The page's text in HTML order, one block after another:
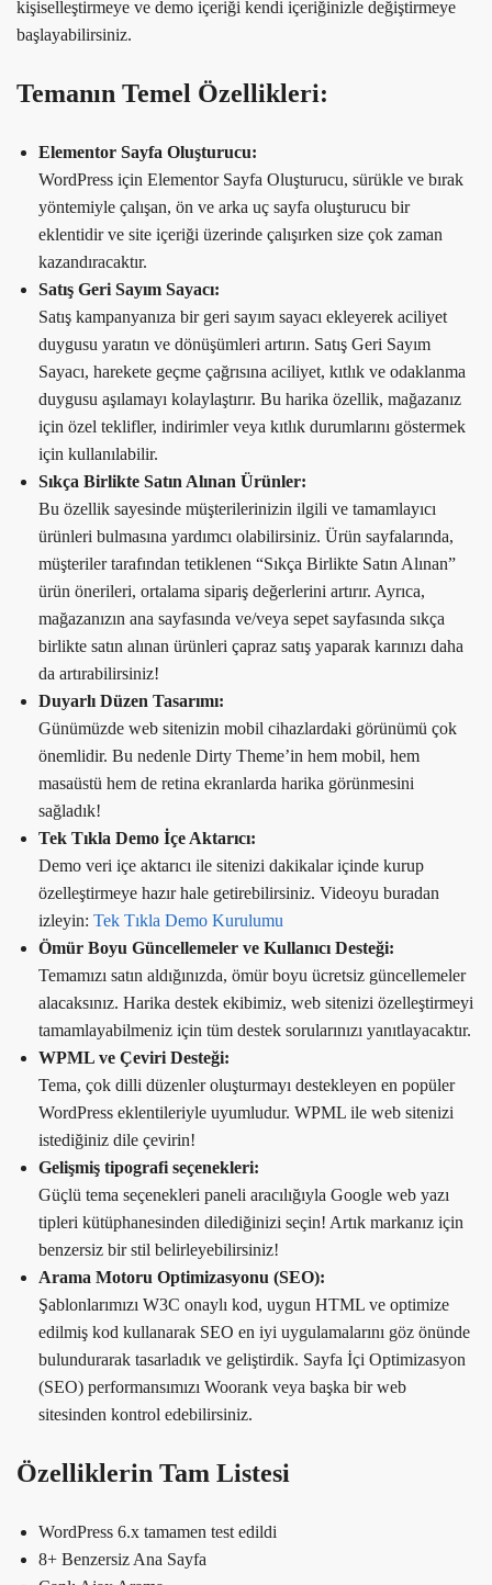
kişiselleştirmeye ve demo içeriği kendi içeriğinizle değiştirmeye
başlayabilirsiniz.
Temanın Temel Özellikleri:
Elementor Sayfa Oluşturucu:
WordPress için Elementor Sayfa Oluşturucu, sürükle ve bırak
yöntemiyle çalışan, ön ve arka uç sayfa oluşturucu bir
eklentidir ve site içeriği üzerinde çalışırken size çok zaman
kazandıracaktır.
Satış Geri Sayım Sayacı:
Satış kampanyanıza bir geri sayım sayacı ekleyerek aciliyet
duygusu yaratın ve dönüşümleri artırın. Satış Geri Sayım
Sayacı, harekete geçme çağrısına aciliyet, kıtlık ve odaklanma
duygusu aşılamayı kolaylaştırır. Bu harika özellik, mağazanız
için özel teklifler, indirimler veya kıtlık durumlarını göstermek
için kullanılabilir.
Sıkça Birlikte Satın Alınan Ürünler:
Bu özellik sayesinde müşterilerinizin ilgili ve tamamlayıcı
ürünleri bulmasına yardımcı olabilirsiniz. Ürün sayfalarında,
müşteriler tarafından tetiklenen “Sıkça Birlikte Satın Alınan”
ürün önerileri, ortalama sipariş değerlerini artırır. Ayrıca,
mağazanızın ana sayfasında ve/veya sepet sayfasında sıkça
birlikte satın alınan ürünleri çapraz satış yaparak karınızı daha
da artırabilirsiniz!
Duyarlı Düzen Tasarımı:
Günümüzde web sitenizin mobil cihazlardaki görünümü çok
önemlidir. Bu nedenle Dirty Theme’in hem mobil, hem
masaüstü hem de retina ekranlarda harika görünmesini
sağladık!
Tek Tıkla Demo İçe Aktarıcı:
Demo veri içe aktarıcı ile sitenizi dakikalar içinde kurup
özelleştirmeye hazır hale getirebilirsiniz. Videoyu buradan
izleyin: Tek Tıkla Demo Kurulumu
Ömür Boyu Güncellemeler ve Kullanıcı Desteği:
Temamızı satın aldığınızda, ömür boyu ücretsiz güncellemeler
alacaksınız. Harika destek ekibimiz, web sitenizi özelleştirmeyi
tamamlayabilmeniz için tüm destek sorularınızı yanıtlayacaktır.
WPML ve Çeviri Desteği:
Tema, çok dilli düzenler oluşturmayı destekleyen en popüler
WordPress eklentileriyle uyumludur. WPML ile web sitenizi
istediğiniz dile çevirin!
Gelişmiş tipografi seçenekleri:
Güçlü tema seçenekleri paneli aracılığıyla Google web yazı
tipleri kütüphanesinden dilediğinizi seçin! Artık markanız için
benzersiz bir stil belirleyebilirsiniz!
Arama Motoru Optimizasyonu (SEO):
Şablonlarımızı W3C onaylı kod, uygun HTML ve optimize
edilmiş kod kullanarak SEO en iyi uygulamalarını göz önünde
bulundurarak tasarladık ve geliştirdik. Sayfa İçi Optimizasyon
(SEO) performansımızı Woorank veya başka bir web
sitesinden kontrol edebilirsiniz.
Özelliklerin Tam Listesi
WordPress 6.x tamamen test edildi
8+ Benzersiz Ana Sayfa